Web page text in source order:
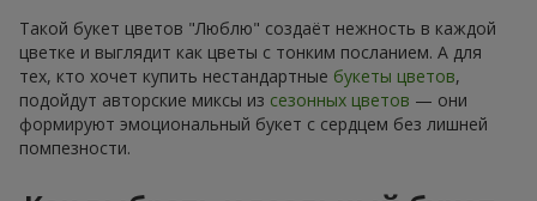
Такой букет цветов "Люблю" создаёт нежность в каждой
цветке и выглядит как цветы с тонким посланием. А для
тех, кто хочет купить нестандартные букеты цветов,
подойдут авторские миксы из сезонных цветов — они
формируют эмоциональный букет с сердцем без лишней
помпезности.